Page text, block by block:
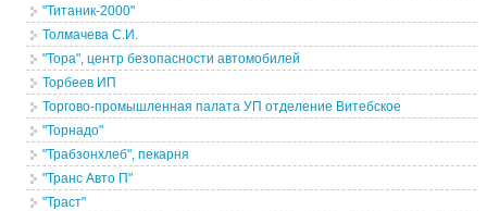
"Титаник-2000"
Толмачева С.И.
"Тора", центр безопасности автомобилей
Торбеев ИП
Торгово-промышленная палата УП отделение Витебское
"Торнадо"
"Трабзонхлеб", пекарня
"Транс Авто П"
"Траст"